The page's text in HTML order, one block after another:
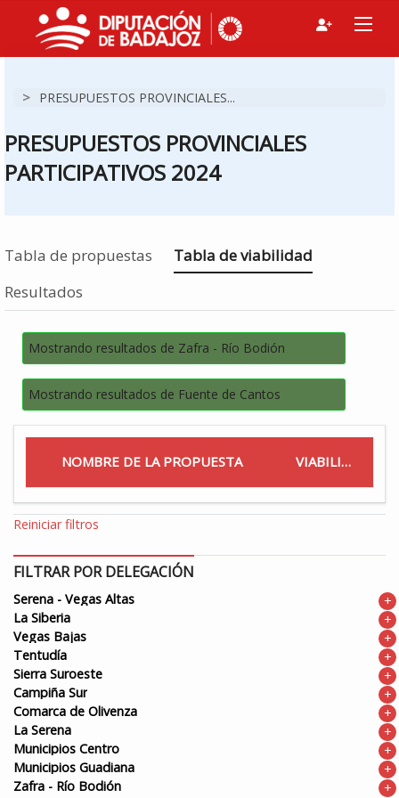
> PRESUPUESTOS PROVINCIALES...
PRESUPUESTOS PROVINCIALES
PARTICIPATIVOS 2024
Tabla de propuestas Estás en
Tabla de viabilidad
Resultados
Mostrando resultados de Zafra - Río Bodión
Mostrando resultados de Fuente de Cantos
NOMBRE DE LA PROPUESTA VIABILIDAD
Reiniciar filtros
FILTRAR POR DELEGACIÓN